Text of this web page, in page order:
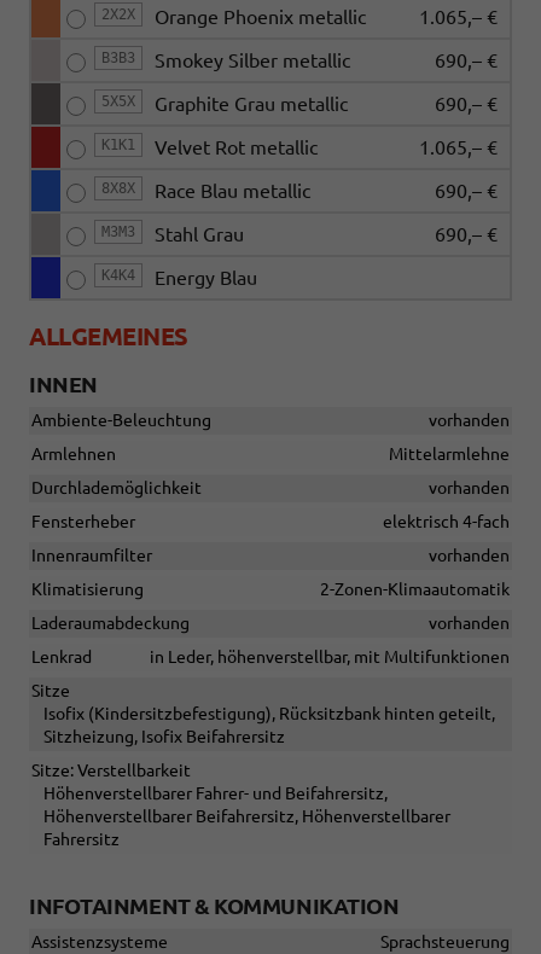
2X2X Orange Phoenix metallic 1.065,– €
B3B3 Smokey Silber metallic 690,– €
5X5X Graphite Grau metallic 690,– €
K1K1 Velvet Rot metallic 1.065,– €
8X8X Race Blau metallic 690,– €
M3M3 Stahl Grau 690,– €
K4K4 Energy Blau
ALLGEMEINES
INNEN
Ambiente-Beleuchtung
vorhanden
Armlehnen
Mittelarmlehne
Durchlademöglichkeit
vorhanden
Fensterheber
elektrisch 4-fach
Innenraumfilter
vorhanden
Klimatisierung
2-Zonen-Klimaautomatik
Laderaumabdeckung
vorhanden
Lenkrad
in Leder, höhenverstellbar, mit Multifunktionen
Sitze
Isofix (Kindersitzbefestigung), Rücksitzbank hinten geteilt,
Sitzheizung, Isofix Beifahrersitz
Sitze: Verstellbarkeit
Höhenverstellbarer Fahrer- und Beifahrersitz,
Höhenverstellbarer Beifahrersitz, Höhenverstellbarer
Fahrersitz
INFOTAINMENT & KOMMUNIKATION
Assistenzsysteme
Sprachsteuerung